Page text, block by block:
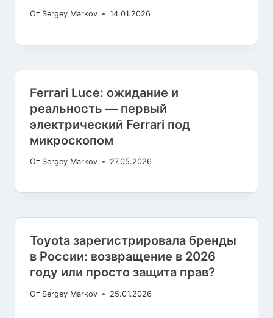
От Sergey Markov 14.01.2026
Ferrari Luce: ожидание и
реальность — первый
электрический Ferrari под
микроскопом
От Sergey Markov 27.05.2026
Toyota зарегистрировала бренды
в России: возвращение в 2026
году или просто защита прав?
От Sergey Markov 25.01.2026